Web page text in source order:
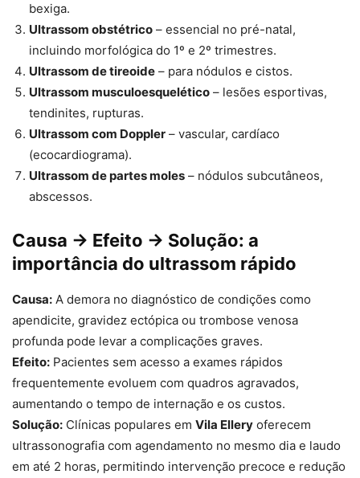
bexiga.
Ultrassom obstétrico – essencial no pré-natal,
incluindo morfológica do 1º e 2º trimestres.
Ultrassom de tireoide – para nódulos e cistos.
Ultrassom musculoesquelético – lesões esportivas,
tendinites, rupturas.
Ultrassom com Doppler – vascular, cardíaco
(ecocardiograma).
Ultrassom de partes moles – nódulos subcutâneos,
abscessos.
Causa → Efeito → Solução: a
importância do ultrassom rápido
Causa: A demora no diagnóstico de condições como
apendicite, gravidez ectópica ou trombose venosa
profunda pode levar a complicações graves.
Efeito: Pacientes sem acesso a exames rápidos
frequentemente evoluem com quadros agravados,
aumentando o tempo de internação e os custos.
Solução: Clínicas populares em Vila Ellery oferecem
ultrassonografia com agendamento no mesmo dia e laudo
em até 2 horas, permitindo intervenção precoce e redução